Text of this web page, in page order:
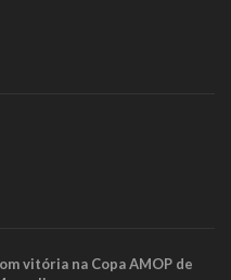
vitória na Copa AMOP de